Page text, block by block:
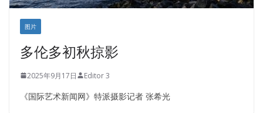
图片
多伦多初秋掠影
2025年9月17日 Editor 3
《国际艺术新闻网》特派摄影记者 张希光